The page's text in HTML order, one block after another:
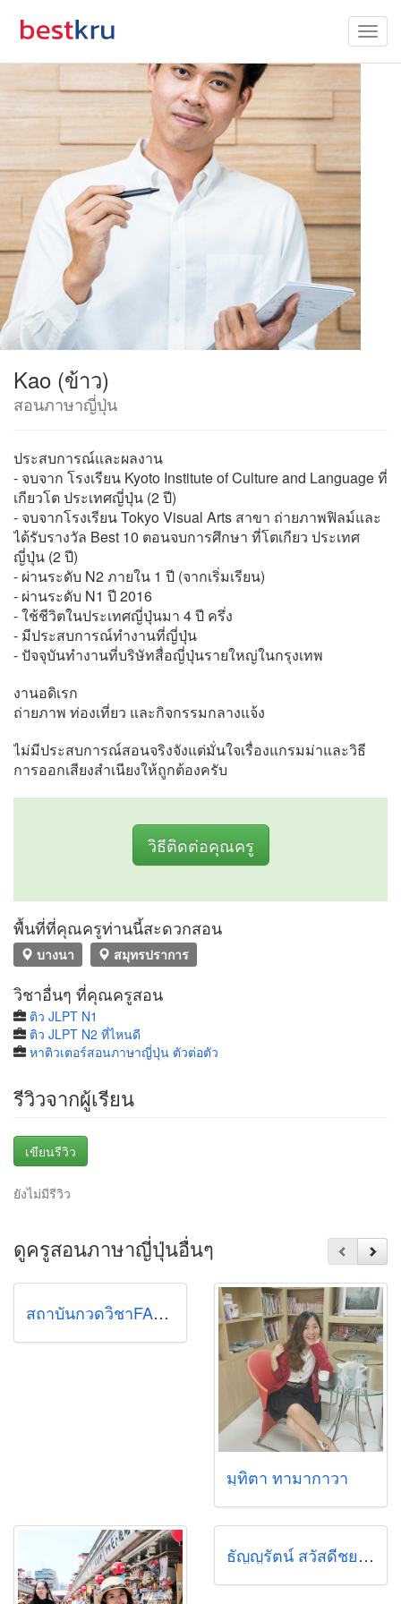
Kao (ข้าว)
สอนภาษาญี่ปุ่น
ประสบการณ์และผลงาน
- จบจาก โรงเรียน Kyoto Institute of Culture and Language ที่
เกียวโต ประเทศญี่ปุ่น (2 ปี)
- จบจากโรงเรียน Tokyo Visual Arts สาขา ถ่ายภาพฟิลม์และ
ได้รับรางวัล Best 10 ตอนจบการศึกษา ที่โตเกียว ประเทศ
ญี่ปุ่น (2 ปี)
- ผ่านระดับ N2 ภายใน 1 ปี (จากเริ่มเรียน)
- ผ่านระดับ N1 ปี 2016
- ใช้ชีวิตในประเทศญี่ปุ่นมา 4 ปี ครึ่ง
- มีประสบการณ์ทำงานที่ญี่ปุ่น
- ปัจจุบันทำงานที่บริษัทสื่อญี่ปุ่นรายใหญ่ในกรุงเทพ
งานอดิเรก
ถ่ายภาพ ท่องเที่ยว และกิจกรรมกลางแจ้ง
ไม่มีประสบการณ์สอนจริงจังแต่มั่นใจเรื่องแกรมม่าและวิธี
การออกเสียงสำเนียงให้ถูกต้องครับ
วิธีติดต่อคุณครู
พื้นที่ที่คุณครูท่านนี้สะดวกสอน
บางนา สมุทรปราการ
วิชาอื่นๆ ที่คุณครูสอน
ติว JLPT N1
ติว JLPT N2 ที่ไหนดี
หาติวเตอร์สอนภาษาญี่ปุ่น ตัวต่อตัว
รีวิวจากผู้เรียน
เขียนรีวิว
ยังไม่มีรีวิว
ดูครูสอนภาษาญี่ปุ่นอื่นๆ
สถาบันกวดวิชาFAM สาขาสะพานควาย
มุทิตา ทามากาวา
ธัญญรัตน์ สวัสดีชยานนท์